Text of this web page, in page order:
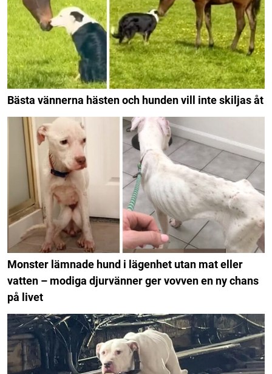
Bästa vännerna hästen och hunden vill inte skiljas åt
Monster lämnade hund i lägenhet utan mat eller
vatten – modiga djurvänner ger vovven en ny chans
på livet